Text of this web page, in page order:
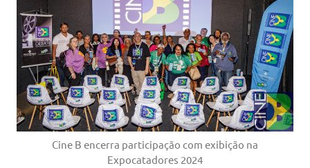
Cine B encerra participação com exibição na
Expocatadores 2024